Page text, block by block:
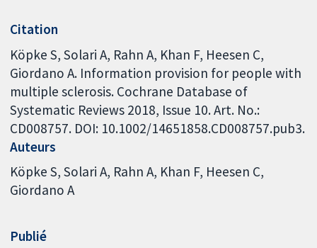
Citation
Köpke S, Solari A, Rahn A, Khan F, Heesen C,
Giordano A. Information provision for people with
multiple sclerosis. Cochrane Database of
Systematic Reviews 2018, Issue 10. Art. No.:
CD008757. DOI: 10.1002/14651858.CD008757.pub3.
Auteurs
Köpke S Solari A Rahn A Khan F Heesen C
Giordano A
Publié